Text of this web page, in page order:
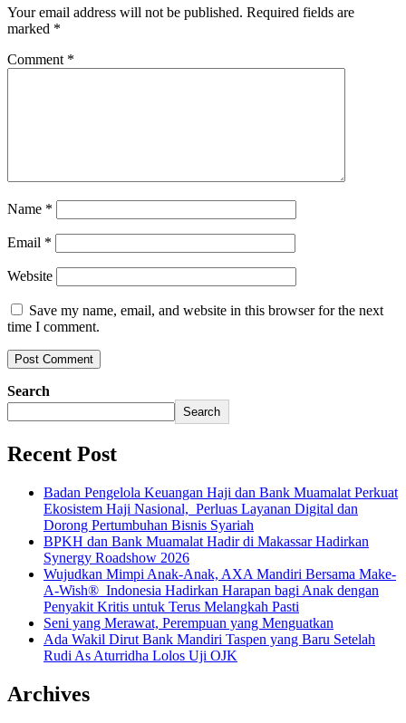
Your email address will not be published. Required fields are
marked *
Comment *
Name *
Email *
Website
Save my name, email, and website in this browser for the next
time I comment.
Search
Search
Recent Post
Badan Pengelola Keuangan Haji dan Bank Muamalat Perkuat
Ekosistem Haji Nasional, Perluas Layanan Digital dan
Dorong Pertumbuhan Bisnis Syariah
BPKH dan Bank Muamalat Hadir di Makassar Hadirkan
Synergy Roadshow 2026
Wujudkan Mimpi Anak-Anak, AXA Mandiri Bersama Make-
A-Wish® Indonesia Hadirkan Harapan bagi Anak dengan
Penyakit Kritis untuk Terus Melangkah Pasti
Seni yang Merawat, Perempuan yang Menguatkan
Ada Wakil Dirut Bank Mandiri Taspen yang Baru Setelah
Rudi As Aturridha Lolos Uji OJK
Archives